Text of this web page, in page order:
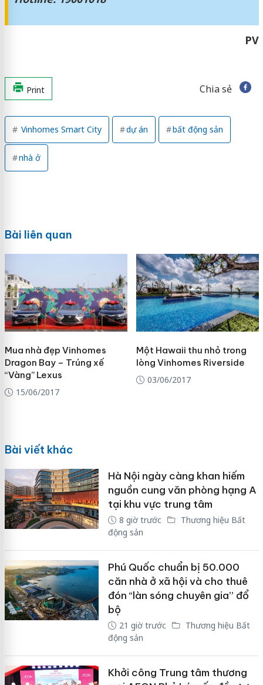
PV
Print Chia sẻ
Vinhomes Smart City dự án bất động sản
nhà ở
Bài liên quan
Mua nhà đẹp Vinhomes
Dragon Bay – Trúng xế
“Vàng” Lexus
15/06/2017
Một Hawaii thu nhỏ trong
lòng Vinhomes Riverside
03/06/2017
Bài viết khác
Hà Nội ngày càng khan hiếm
nguồn cung văn phòng hạng A
tại khu vực trung tâm
8 giờ trước
Thương hiệu Bất
động sản
Phú Quốc chuẩn bị 50.000
căn nhà ở xã hội và cho thuê
đón “làn sóng chuyên gia” đổ
bộ
21 giờ trước
Thương hiệu Bất
động sản
Khởi công Trung tâm thương